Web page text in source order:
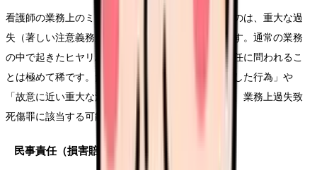
看護師の業務上のミスが刑事事件として立件されるのは、重大な過
失（著しい注意義務違反）があった場合に限られます。通常の業務
の中で起きたヒヤリハットやインシデントが刑事責任に問われるこ
とは極めて稀です。ただし「明らかに標準から逸脱した行為」や
「故意に近い重大な注意義務違反」があった場合は、業務上過失致
死傷罪に該当する可能性があります。
民事責任（損害賠償）は病院が負う